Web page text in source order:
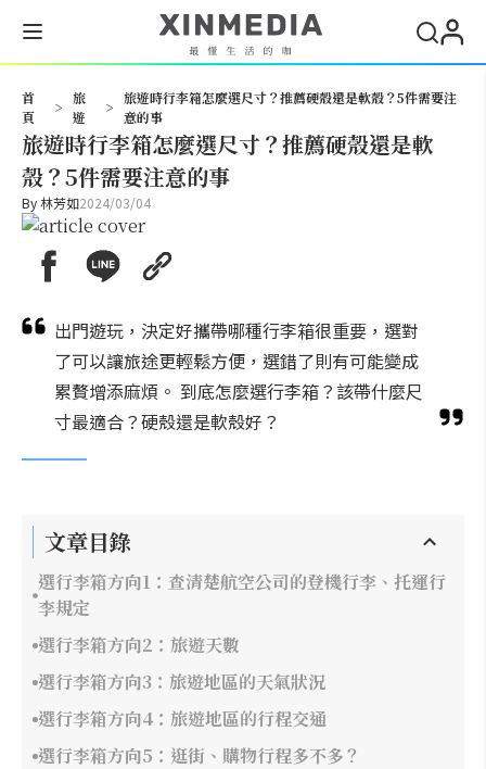
首
頁
>
旅
遊
>
旅遊時行李箱怎麼選尺寸？推薦硬殼還是軟殼？5件需要注
意的事
旅遊時行李箱怎麼選尺寸？推薦硬殼還是軟
殼？5件需要注意的事
By林芳如2024/03/04
出門遊玩，決定好攜帶哪種行李箱很重要，選對
了可以讓旅途更輕鬆方便，選錯了則有可能變成
累贅增添麻煩。 到底怎麼選行李箱？該帶什麼尺
寸最適合？硬殼還是軟殼好？
文章目錄
選行李箱方向1：查清楚航空公司的登機行李、托運行
李規定
選行李箱方向2：旅遊天數
選行李箱方向3：旅遊地區的天氣狀況
選行李箱方向4：旅遊地區的行程交通
選行李箱方向5：逛街、購物行程多不多？